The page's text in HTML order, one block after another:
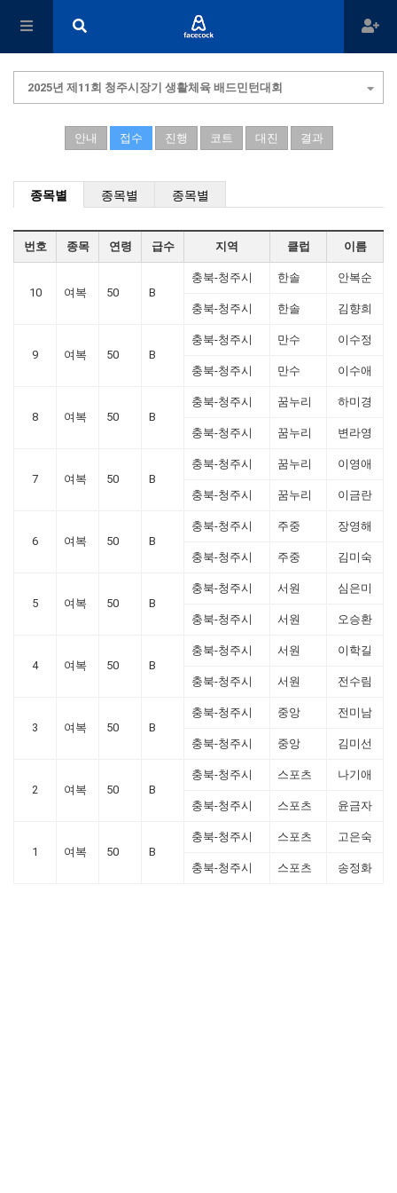
2025년 제11회 청주시장기 생활체육 배드민턴대회
안내 접수 진행 코트 대진 결과
종목별 종목별 종목별
번호 종목 연령 급수 지역 클럽 이름
10 여복 50 B
충북-청주시 한솔 안복순
충북-청주시 한솔 김향희
9 여복 50 B
충북-청주시 만수 이수정
충북-청주시 만수 이수애
8 여복 50 B
충북-청주시 꿈누리 하미경
충북-청주시 꿈누리 변라영
7 여복 50 B
충북-청주시 꿈누리 이영애
충북-청주시 꿈누리 이금란
6 여복 50 B
충북-청주시 주중 장영해
충북-청주시 주중 김미숙
5 여복 50 B
충북-청주시 서원 심은미
충북-청주시 서원 오승환
4 여복 50 B
충북-청주시 서원 이학길
충북-청주시 서원 전수림
3 여복 50 B
충북-청주시 중앙 전미남
충북-청주시 중앙 김미선
2 여복 50 B
충북-청주시 스포츠 나기애
충북-청주시 스포츠 윤금자
1 여복 50 B
충북-청주시 스포츠 고은숙
충북-청주시 스포츠 송정화